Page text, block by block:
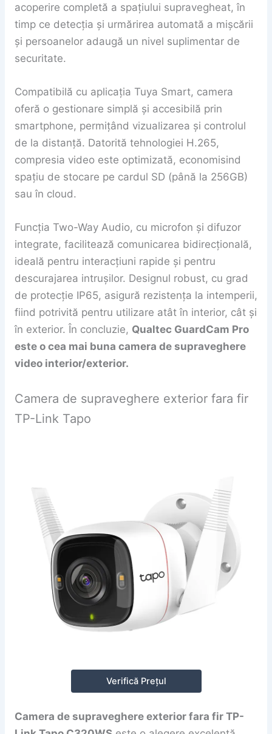
acoperire completă a spațiului supravegheat, în
timp ce detecția și urmărirea automată a mișcării
și persoanelor adaugă un nivel suplimentar de
securitate.
Compatibilă cu aplicația Tuya Smart, camera
oferă o gestionare simplă și accesibilă prin
smartphone, permițând vizualizarea și controlul
de la distanță. Datorită tehnologiei H.265,
compresia video este optimizată, economisind
spațiu de stocare pe cardul SD (până la 256GB)
sau în cloud.
Funcția Two-Way Audio, cu microfon și difuzor
integrate, facilitează comunicarea bidirecțională,
ideală pentru interacțiuni rapide și pentru
descurajarea intrușilor. Designul robust, cu grad
de protecție IP65, asigură rezistența la intemperii,
fiind potrivită pentru utilizare atât în interior, cât și
în exterior. În concluzie, Qualtec GuardCam Pro
este o cea mai buna camera de supraveghere
video interior/exterior.
Camera de supraveghere exterior fara fir
TP-Link Tapo
Verifică Prețul
Camera de supraveghere exterior fara fir TP-